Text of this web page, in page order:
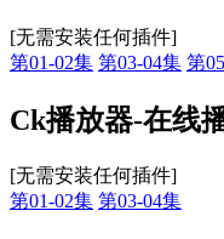
[无需安装任何插件]
第01-02集 第03-04集 第
Ck播放器-在线
[无需安装任何插件]
第01-02集 第03-04集